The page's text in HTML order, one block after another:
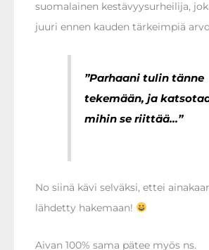
suomalainen kestävyysurheilija,
juuri ennen kauden tärkeimpiä
”Parhaani tulin tänne
tekemään, ja
mihin se riittää…”
No siinä kävi selväksi, ettei
lähdetty hakemaan!
Aivan 100% sama pätee myös ns.